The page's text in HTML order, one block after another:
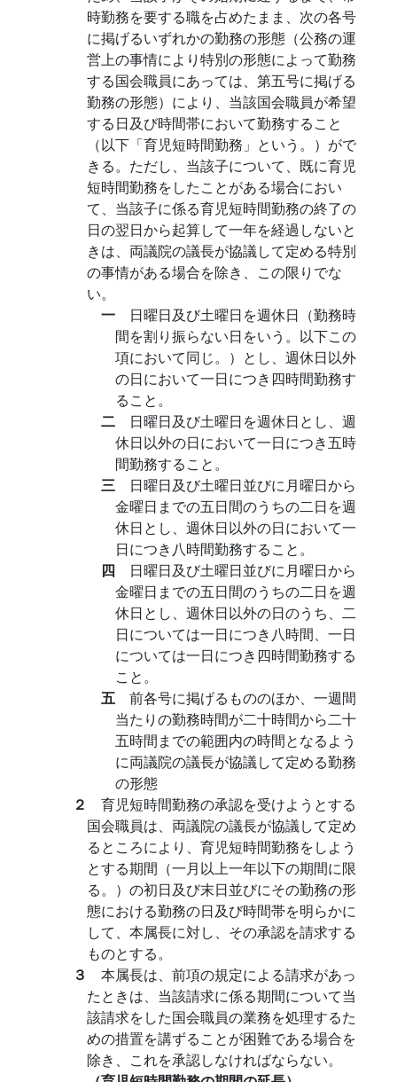
時勤務を要する職を占めたまま、次の各号
に掲げるいずれかの勤務の形態（公務の運
営上の事情により特別の形態によって勤務
する国会職員にあっては、第五号に掲げる
勤務の形態）により、当該国会職員が希望
する日及び時間帯において勤務すること
（以下「育児短時間勤務」という。）がで
きる。ただし、当該子について、既に育児
短時間勤務をしたことがある場合におい
て、当該子に係る育児短時間勤務の終了の
日の翌日から起算して一年を経過しないと
きは、両議院の議長が協議して定める特別
の事情がある場合を除き、この限りでな
い。
一 日曜日及び土曜日を週休日（勤務時
間を割り振らない日をいう。以下この
項において同じ。）とし、週休日以外
の日において一日につき四時間勤務す
ること。
二 日曜日及び土曜日を週休日とし、週
休日以外の日において一日につき五時
間勤務すること。
三 日曜日及び土曜日並びに月曜日から
金曜日までの五日間のうちの二日を週
休日とし、週休日以外の日において一
日につき八時間勤務すること。
四 日曜日及び土曜日並びに月曜日から
金曜日までの五日間のうちの二日を週
休日とし、週休日以外の日のうち、二
日については一日につき八時間、一日
については一日につき四時間勤務する
こと。
五 前各号に掲げるもののほか、一週間
当たりの勤務時間が二十時間から二十
五時間までの範囲内の時間となるよう
に両議院の議長が協議して定める勤務
の形態
２ 育児短時間勤務の承認を受けようとする
国会職員は、両議院の議長が協議して定め
るところにより、育児短時間勤務をしよう
とする期間（一月以上一年以下の期間に限
る。）の初日及び末日並びにその勤務の形
態における勤務の日及び時間帯を明らかに
して、本属長に対し、その承認を請求する
ものとする。
３ 本属長は、前項の規定による請求があっ
たときは、当該請求に係る期間について当
該請求をした国会職員の業務を処理するた
めの措置を講ずることが困難である場合を
除き、これを承認しなければならない。